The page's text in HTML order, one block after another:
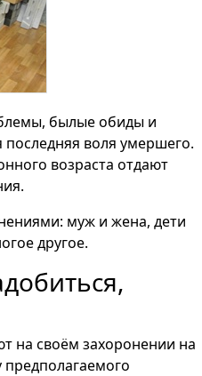
былые обиды и
воля умершего.
возраста отдают
муж и жена, дети
другое.
на своём захоронении на
предполагаемого